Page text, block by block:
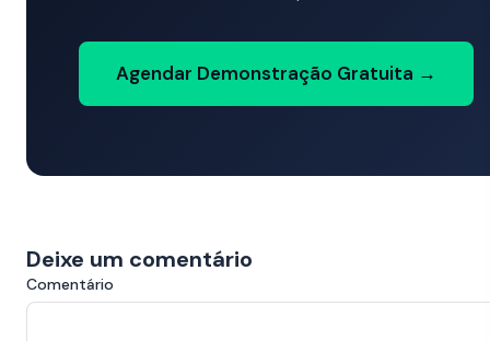
Agendar Demonstração Gratuita →
Deixe um comentário
Comentário